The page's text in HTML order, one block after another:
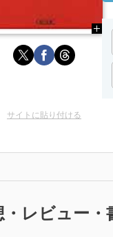
サイトに貼り付ける
・レビュー・